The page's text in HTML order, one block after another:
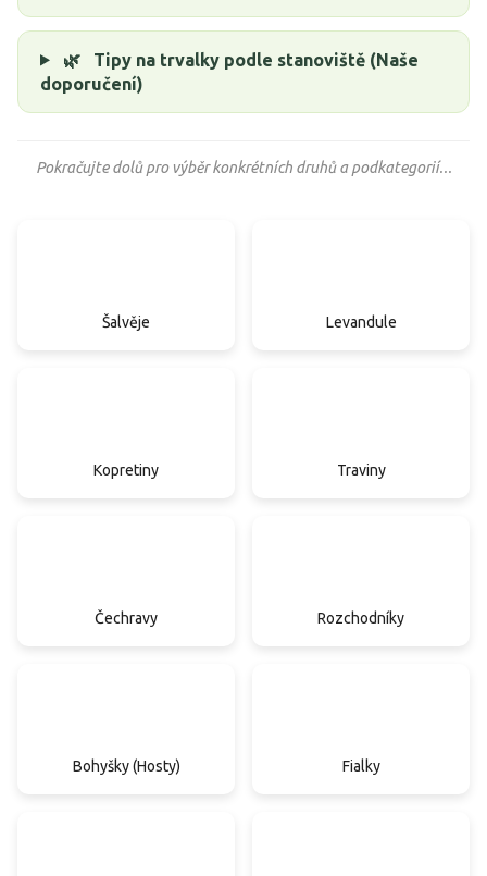
🌿
Tipy na trvalky podle stanoviště (Naše
doporučení)
Pokračujte dolů pro výběr konkrétních druhů a podkategorií...
Šalvěje Levandule
Kopretiny Traviny
Čechravy Rozchodníky
Bohyšky (Hosty) Fialky